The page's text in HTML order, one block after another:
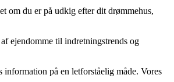
om du er på udkig efter dit drømmehus,
ejendomme til indretningstrends og
på en letforståelig måde. Vores